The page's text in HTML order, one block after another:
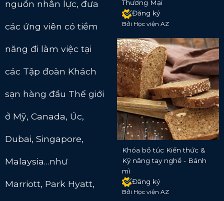
nguồn nhân lực, đưa
các ứng viên có tiềm
năng đi làm việc tại
các Tập đoàn Khách
sạn hàng đầu Thế giới
ở Mỹ, Canada, Úc,
Dubai, Singapore,
Malaysia…như
Marriott, Park Hyatt,
Thương Mại
Đăng ký
Bởi Học viện AZ
Khóa bổ túc Kiến thức &
Kỹ năng tay nghề - Bánh
mì
Đăng ký
Bởi Học viện AZ